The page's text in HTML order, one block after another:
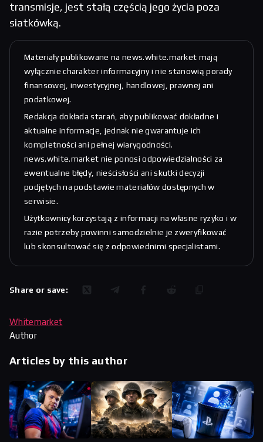
transmisje, jest stałą częścią jego życia poza
siatkówką.
Materiały publikowane na news.white.market mają
wyłącznie charakter informacyjny i nie stanowią porady
finansowej, inwestycyjnej, handlowej, prawnej ani
podatkowej.
Redakcja dokłada starań, aby publikować dokładne i
aktualne informacje, jednak nie gwarantuje ich
kompletności ani pełnej wiarygodności.
news.white.market nie ponosi odpowiedzialności za
ewentualne błędy, nieścisłości ani skutki decyzji
podjętych na podstawie materiałów dostępnych w
serwisie.
Użytkownicy korzystają z informacji na własne ryzyko i w
razie potrzeby powinni samodzielnie je zweryfikować
lub skonsultować się z odpowiednimi specjalistami.
Share or save:
Whitemarket
Author
Articles by this author